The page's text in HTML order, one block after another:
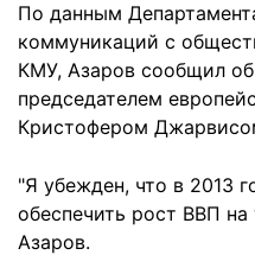
По данным
коммуникаций с
КМУ, Азаров сообщил
председателем
Кристофером
"Я убежден, что в 2013
обеспечить рост ВВП
Азаров.